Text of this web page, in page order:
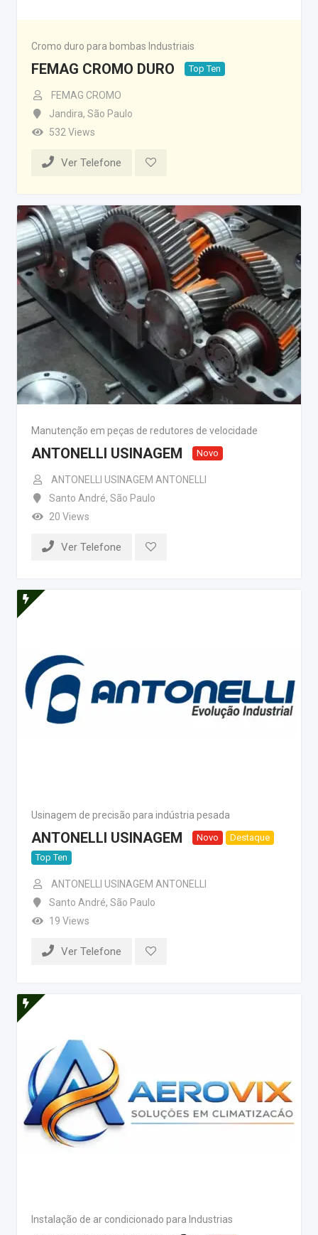
Cromo duro para bombas Industriais
FEMAG CROMO DURO Top Ten
FEMAG CROMO
Jandira, São Paulo
532 Views
Ver Telefone
Manutenção em peças de redutores de velocidade
ANTONELLI USINAGEM Novo
ANTONELLI USINAGEM ANTONELLI
Santo André, São Paulo
20 Views
Ver Telefone
Usinagem de precisão para indústria pesada
ANTONELLI USINAGEM Novo
Destaque
Top Ten
ANTONELLI USINAGEM ANTONELLI
Santo André, São Paulo
19 Views
Ver Telefone
Instalação de ar condicionado para Industrias